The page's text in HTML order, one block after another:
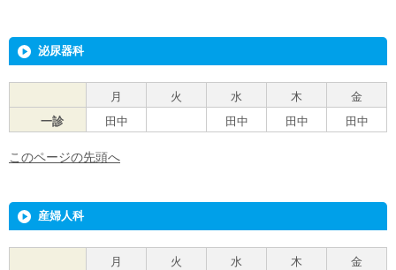
泌尿器科
月 火 水 木
金
一診
田中 田中 田中 田中
このページの先頭へ
産婦人科
月 火 水 木
金